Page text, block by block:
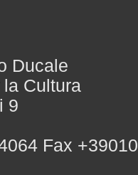
Ducale
Cultura
9
Fax